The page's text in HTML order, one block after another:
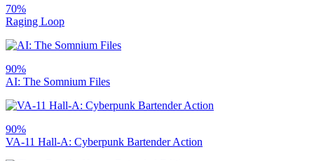
70%
Raging Loop
90%
AI: The Somnium Files
90%
VA-11 Hall-A: Cyberpunk Bartender Action